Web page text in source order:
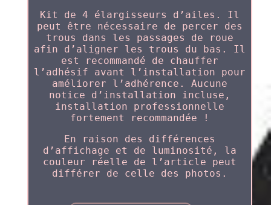
Kit de 4 élargisseurs d’ailes. Il
peut être nécessaire de percer des
trous dans les passages de roue
afin d’aligner les trous du bas. Il
est recommandé de chauffer
l’adhésif avant l’installation pour
améliorer l’adhérence. Aucune
notice d’installation incluse,
installation professionnelle
fortement recommandée !
En raison des différences
d’affichage et de luminosité, la
couleur réelle de l’article peut
différer de celle des photos.